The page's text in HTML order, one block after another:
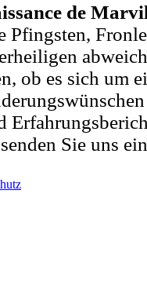
de
Pfingsten,
ob es sich um
Sie uns